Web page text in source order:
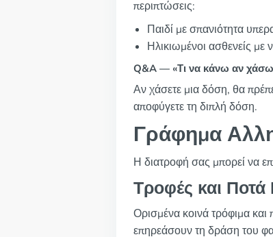
περιπτώσεις:
Παιδί με σπανιότητα
Ηλικιωμένοι ασθενείς με
Q&A — «Τι να κάνω αν
Αν χάσετε μια δόση, θα
αποφύγετε τη διπλή δόση.
Γράφημα
Η διατροφή σας μπορεί να
Τροφές και
Ορισμένα κοινά τρόφιμα
επηρεάσουν τη δράση του